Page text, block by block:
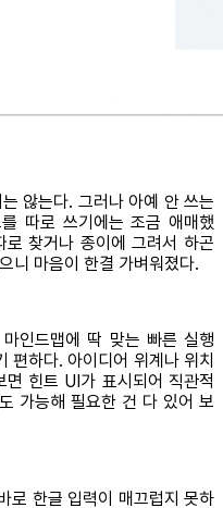
않는다. 그러나 아예 안 쓰는
따로 쓰기에는 조금 애매했
찾거나 종이에 그려서 하곤
니 마음이 한결 가벼워졌다.
인드맵에 딱 맞는 빠른 실행
편하다. 아이디어 위계나 위치
힌트 UI가 표시되어 직관적
가능해 필요한 건 다 있어 보
로 한글 입력이 매끄럽지 못하